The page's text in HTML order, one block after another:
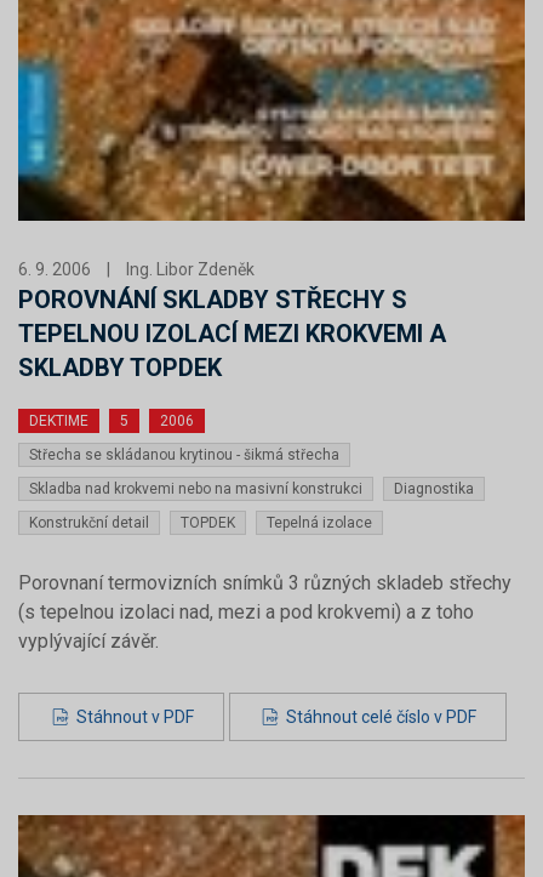
6. 9. 2006 Ing. Libor Zdeněk
POROVNÁNÍ SKLADBY STŘECHY S
TEPELNOU IZOLACÍ MEZI KROKVEMI A
SKLADBY TOPDEK
DEKTIME 5
2006
Střecha se skládanou krytinou - šikmá střecha
Skladba nad krokvemi nebo na masivní konstrukci
Diagnostika
Konstrukční detail
TOPDEK Tepelná izolace
Porovnaní termovizních snímků 3 různých skladeb střechy
(s tepelnou izolaci nad, mezi a pod krokvemi) a z toho
vyplývající závěr.
Stáhnout v PDF Stáhnout celé číslo v PDF